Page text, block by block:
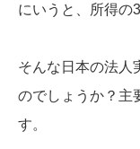
にいうと、所得の
そんな日本の法人
のでしょうか？主
す。